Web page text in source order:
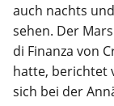
auch nachts
sehen. Der
di Finanza von
hatte, berichtet
sich bei der